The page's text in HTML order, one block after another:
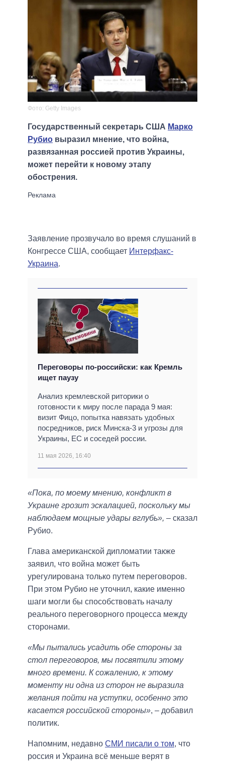
Фото: Getty Images
Государственный секретарь США Марко
Рубио выразил мнение, что война,
развязанная россией против Украины,
может перейти к новому этапу
обострения.
Заявление прозвучало во время слушаний в
Конгрессе США, сообщает Интерфакс-
Украина.
Переговоры по-российски: как Кремль
ищет паузу
Анализ кремлевской риторики о
готовности к миру после парада 9 мая:
визит Фицо, попытка навязать удобных
посредников, риск Минска-3 и угрозы для
Украины, ЕС и соседей россии.
11 мая 2026, 16:40
«Пока, по моему мнению, конфликт в
Украине грозит эскалацией, поскольку мы
наблюдаем мощные удары вглубь», – сказал
Рубио.
Глава американской дипломатии также
заявил, что война может быть
урегулирована только путем переговоров.
При этом Рубио не уточнил, какие именно
шаги могли бы способствовать началу
реального переговорного процесса между
сторонами.
«Мы пытались усадить обе стороны за
стол переговоров, мы посвятили этому
много времени. К сожалению, к этому
моменту ни одна из сторон не выразила
желания пойти на уступки, особенно это
касается российской стороны», – добавил
политик.
Напомним, недавно СМИ писали о том, что
россия и Украина всё меньше верят в